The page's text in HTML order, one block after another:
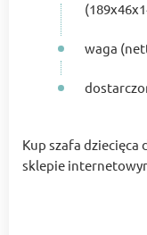
waga
Kup szafa dziecięca
sklepie